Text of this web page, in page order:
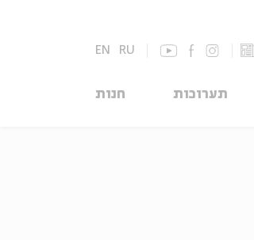
EN RU
תערוכות חנות